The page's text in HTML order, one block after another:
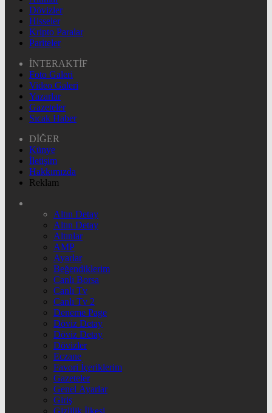
Dövizler
Hisseler
Kripto Paralar
Pariteler
İNTERAKTİF
Foto Galeri
Video Galeri
Yazarlar
Gazeteler
Sıcak Haber
DİĞER
Künye
İletişim
Hakkımızda
Reklam
Altın Detay
Altın Detay
Altınlar
AMP
Ayarlar
Beğendiklerim
Canlı Borsa
Canlı Tv
Canlı Tv 2
Deneme Page
Döviz Detay
Döviz Detay
Dövizler
Eczane
Favori İçeriklerim
Gazeteler
Genel Ayarlar
Giriş
Gizlilik İlkesi